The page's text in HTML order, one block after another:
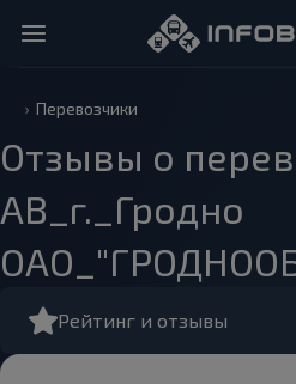
Перевозчики
Отзывы о
АВ_г._Гродно
Рейтинг и отзывы